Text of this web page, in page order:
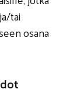
tai
osana